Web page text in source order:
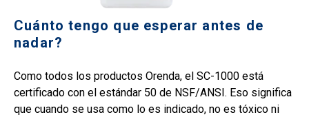
Cuánto tengo que esperar antes de
nadar?
Como todos los productos Orenda, el SC-1000 está
certificado con el estándar 50 de NSF/ANSI. Eso significa
que cuando se usa como lo es indicado, no es tóxico ni